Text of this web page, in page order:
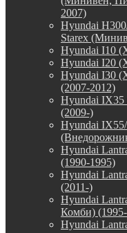
2007)
Hyundai
Starex
Hyundai I10
Hyundai I20
Hyundai I30
(2007-2012)
Hyundai
(2009-)
Hyundai
Hyundai
(1990-1995)
Hyundai
(2011-)
Hyundai
Комби)
Hyundai